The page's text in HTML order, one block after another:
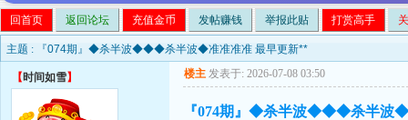
回首页 返回论坛 充值金币 发帖赚钱 举报此贴 打赏高手
主题 : 『074期』◆杀半波◆◆◆杀半波◆准准准准 最早更新**
【时间如雪】 楼主 发表于: 2026-07-08 03:50
『074期』◆杀半波◆◆◆杀半波◆